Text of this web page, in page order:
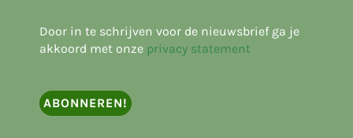
Door in te schrijven voor de nieuwsbrief ga je
akkoord met onze privacy statement